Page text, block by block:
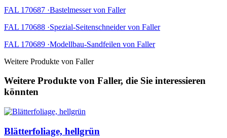
FAL 170687 ·Bastelmesser von Faller
FAL 170688 ·Spezial-Seitenschneider von Faller
FAL 170689 ·Modellbau-Sandfeilen von Faller
Weitere Produkte von Faller
Weitere Produkte von Faller, die Sie interessieren
könnten
Blätterfoliage, hellgrün